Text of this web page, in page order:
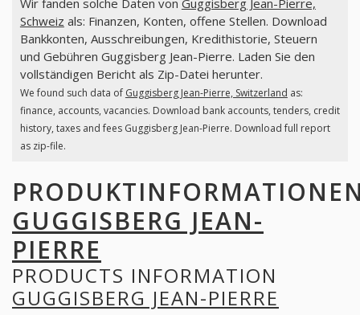
Wir fanden solche Daten von Guggisberg Jean-Pierre,
Schweiz als: Finanzen, Konten, offene Stellen. Download
Bankkonten, Ausschreibungen, Kredithistorie, Steuern
und Gebühren Guggisberg Jean-Pierre. Laden Sie den
vollständigen Bericht als Zip-Datei herunter.
We found such data of Guggisberg Jean-Pierre, Switzerland as:
finance, accounts, vacancies. Download bank accounts, tenders, credit
history, taxes and fees Guggisberg Jean-Pierre. Download full report
as zip-file.
GUGGISBERG JEAN-
PIERRE
PRODUCTS INFORMATION
GUGGISBERG JEAN-PIERRE